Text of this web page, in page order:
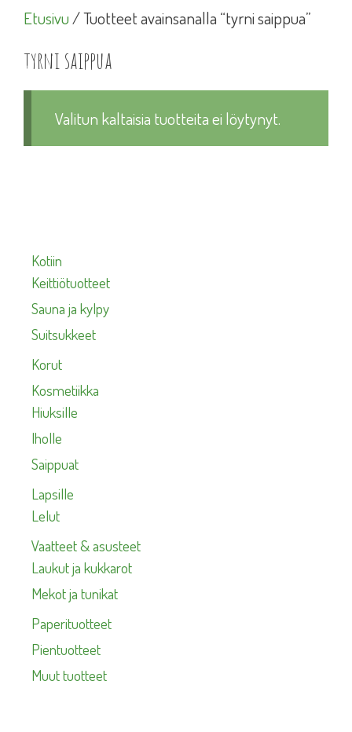
Etusivu/ Tuotteet avainsanalla “tyrni saippua”
tyrni saippua
Valitun kaltaisia tuotteita ei löytynyt.
Kotiin
Keittiötuotteet
Sauna ja kylpy
Suitsukkeet
Korut
Kosmetiikka
Hiuksille
Iholle
Saippuat
Lapsille
Lelut
Vaatteet & asusteet
Laukut ja kukkarot
Mekot ja tunikat
Paperituotteet
Pientuotteet
Muut tuotteet